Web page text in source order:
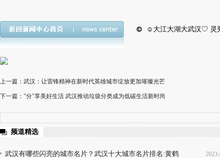
☺大江大湖大武汉♡ 灵
上一篇：武汉：让雷锋精神在新时代英雄城市绽放更加璀璨光芒
下一篇："分"享美好生活 武汉推动垃圾分类成为低碳生活新时尚
频道精选
武汉有哪些闪亮的城市名片？武汉十大城市名片排名:黄鹤